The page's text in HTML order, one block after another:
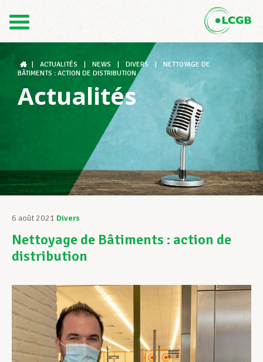
DE
Le LCGB
Structures syndicales
Assistance au Travail
Vos droits
Assistance en vie privée
Développement professionnel
ACTUALITÉS NEWS DIVERS
NETTOYAGE DE
BÂTIMENTS : ACTION DE DISTRIBUTION
Actualités
6 août 2021 Divers
Nettoyage de Bâtiments : action de
distribution